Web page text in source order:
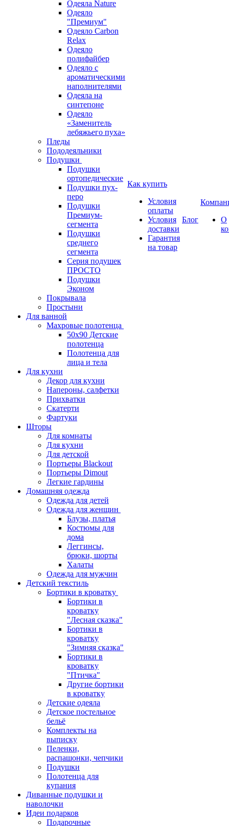
Одеяла Nature
Одеяло
"Премиум"
Одеяло Carbon
Relax
Одеяло
полифайбер
Одеяло с
ароматическими
наполнителями
Одеяла на
синтепоне
Одеяло
«Заменитель
лебяжьего пуха»
Пледы
Пододеяльники
Подушки
Подушки
ортопедические
Подушки пух-
перо
Подушки
Премиум-
сегмента
Подушки
среднего
сегмента
Серия подушек
ПРОСТО
Подушки
Эконом
Покрывала
Простыни
Для ванной
Махровые полотенца
50х90 Детские
полотенца
Полотенца для
лица и тела
Для кухни
Декор для кухни
Напероны, салфетки
Прихватки
Скатерти
Фартуки
Шторы
Для комнаты
Для кухни
Для детской
Портьеры Blackout
Портьеры Dimout
Легкие гардины
Домашняя одежда
Одежда для детей
Одежда для женщин
Блузы, платья
Костюмы для
дома
Леггинсы,
брюки, шорты
Халаты
Одежда для мужчин
Детский текстиль
Бортики в кроватку
Бортики в
кроватку
"Лесная сказка"
Бортики в
кроватку
"Зимняя сказка"
Бортики в
кроватку
"Птичка"
Другие бортики
в кроватку
Детские одеяла
Детское постельное
бельё
Комплекты на
выписку
Пеленки,
распашонки, чепчики
Подушки
Полотенца для
купания
Диванные подушки и
наволочки
Идеи подарков
Подарочные
Как купить
Условия
оплаты
Условия
доставки
Гарантия
на товар
Блог
О